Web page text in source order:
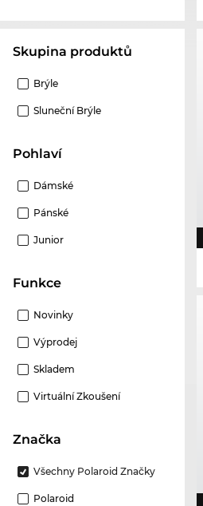
Skupina produktů
Brýle
Sluneční Brýle
Pohlaví
Dámské
Pánské
Junior
Funkce
Novinky
Výprodej
Skladem
Virtuální Zkoušení
Značka
Všechny Polaroid Značky
Polaroid